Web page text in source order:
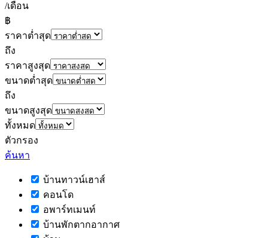
/เดือน
฿
ราคาต่ำสุด
ถึง
ราคาสูงสุด
ขนาดต่ำสุด
ถึง
ขนาดสูงสุด
ทั้งหมด
ตัวกรอง
ค้นหา
บ้านทาวน์เฮาส์
คอนโด
อพาร์ทเมนท์
บ้านพักตากอากาศ